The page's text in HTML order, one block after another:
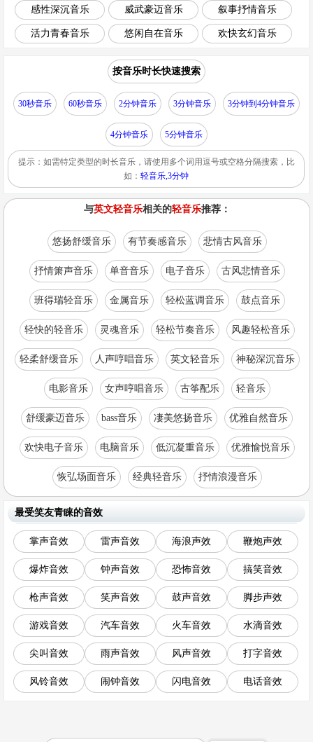
感性深沉音乐 威武豪迈音乐 叙事抒情音乐
活力青春音乐 悠闲自在音乐 欢快玄幻音乐
按音乐时长快速搜索
30秒音乐 60秒音乐 2分钟音乐 3分钟音乐 3分钟到4分钟音乐
4分钟音乐 5分钟音乐
提示：如需特定类型的时长音乐，请使用多个词用逗号或空格分隔搜索，比
如：轻音乐,3分钟
与英文轻音乐相关的轻音乐推荐：
悠扬舒缓音乐 有节奏感音乐 悲情古风音乐
抒情箫声音乐 单音音乐 电子音乐 古风悲情音乐
班得瑞轻音乐 金属音乐 轻松蓝调音乐 鼓点音乐
轻快的轻音乐 灵魂音乐 轻松节奏音乐 风趣轻松音乐
轻柔舒缓音乐 人声哼唱音乐 英文轻音乐 神秘深沉音乐
电影音乐 女声哼唱音乐 古筝配乐 轻音乐
舒缓豪迈音乐 bass音乐 凄美悠扬音乐 优雅自然音乐
欢快电子音乐 电脑音乐 低沉凝重音乐 优雅愉悦音乐
恢弘场面音乐 经典轻音乐 抒情浪漫音乐
最受笑友青睐的音效
掌声音效 雷声音效 海浪声效 鞭炮声效
爆炸音效 钟声音效 恐怖音效 搞笑音效
枪声音效 笑声音效 鼓声音效 脚步声效
游戏音效 汽车音效 火车音效 水滴音效
尖叫音效 雨声音效 风声音效 打字音效
风铃音效 闹钟音效 闪电音效 电话音效